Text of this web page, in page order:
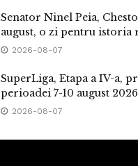
Senator Ninel Peia,
august, o zi pentru istoria
2026-08-07
SuperLiga, Etapa a IV-a,
perioadei 7-10 august 2026
2026-08-07